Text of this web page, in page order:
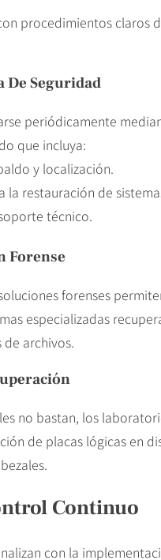
procedimientos claros
De Seguridad
periódicamente
que incluya:
y localización.
la restauración de
técnico.
Forense
forenses
especializadas
archivos.
no bastan, los
de placas lógicas en
Continuo
con la